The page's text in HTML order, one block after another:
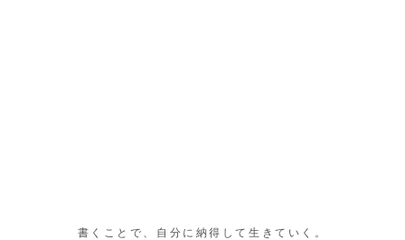
書くことで、自分に納得して生きていく。